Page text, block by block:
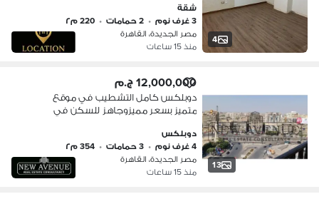
4
الجديدة
شقة
3 غرف نوم
• 2 حمامات • 220 م٢
مصر الجديدة، القاهرة
منذ 15 ساعات
13
12,000,000 ج.م
دوبلكس كامل التشطيب في موقع
متميز بسعر مميزوجاهز للسكن في
دوبلكس
4 غرف نوم
• 3 حمامات • 354 م٢
مصر الجديدة، القاهرة
منذ 15 ساعات